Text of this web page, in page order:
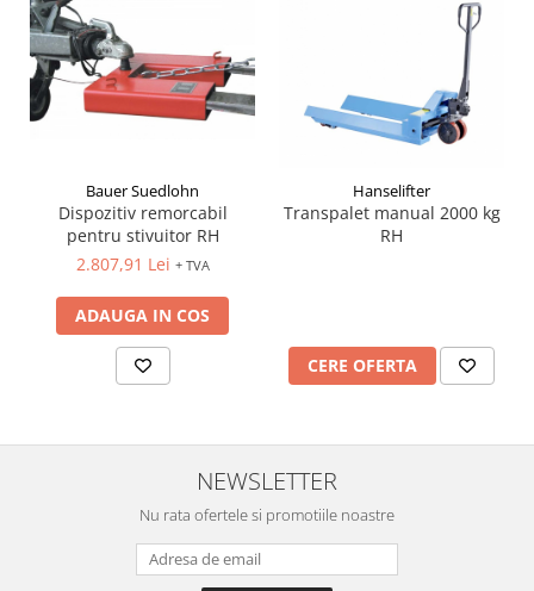
Bauer Suedlohn
Dispozitiv remorcabil
pentru stivuitor RH
2.807,91 Lei + TVA
ADAUGA IN COS
Hanselifter
Transpalet manual 2000 kg
RH
CERE OFERTA
NEWSLETTER
Nu rata ofertele si promotiile noastre